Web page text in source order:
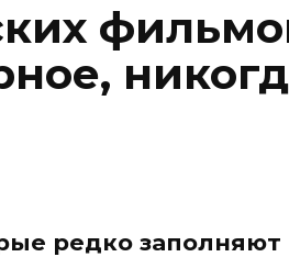
редко заполняют